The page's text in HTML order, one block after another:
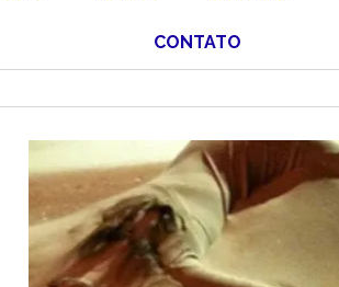
CONTATO